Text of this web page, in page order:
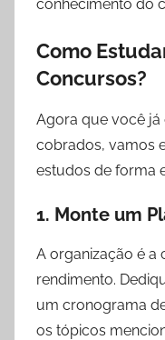
conhecimento do
Como
Concursos?
Agora que você já
cobrados, vamos
estudos de forma
1. Monte um
A organização é a
rendimento.
um cronograma
os tópicos